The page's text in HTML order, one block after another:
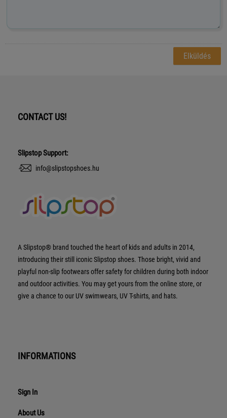
CONTACT US!
Slipstop Support:
info@slipstopshoes.hu
A Slipstop® brand touched the heart of kids and adults in 2014,
introducing their still iconic Slipstop shoes. Those bright, vivid and
playful non-slip footwears offer safety for children during both indoor
and outdoor activities. You may get yours from the online store, or
give a chance to our UV swimwears, UV T-shirts, and hats.
INFORMATIONS
Sign In
About Us